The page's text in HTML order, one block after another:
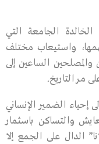
الخالدة الجامعة التي
واستيعاب مختلف
والمصلحين الساعين إلى
مر التاريخ.
إحياء الضمير الإنساني
والتساكن باسثمار
الدال على الجمع إلا